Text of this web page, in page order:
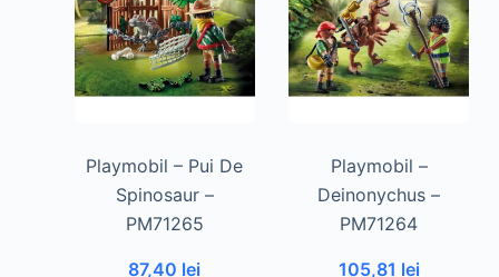
Playmobil – Pui De
Spinosaur –
PM71265
87,40 lei
Playmobil –
Deinonychus –
PM71264
105,81 lei